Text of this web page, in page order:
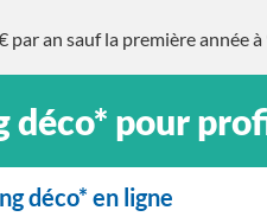
par an sauf la première année à
déco* pour
déco* en ligne